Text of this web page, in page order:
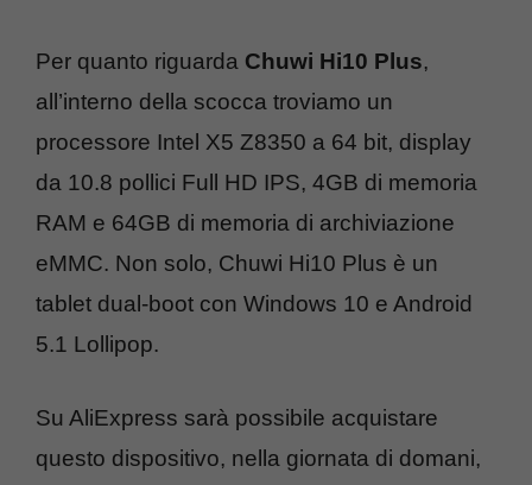
Per quanto riguarda Chuwi Hi10 Plus,
all’interno della scocca troviamo un
processore Intel X5 Z8350 a 64 bit, display
da 10.8 pollici Full HD IPS, 4GB di memoria
RAM e 64GB di memoria di archiviazione
eMMC. Non solo, Chuwi Hi10 Plus è un
tablet dual-boot con Windows 10 e Android
5.1 Lollipop.
Su AliExpress sarà possibile acquistare
questo dispositivo, nella giornata di domani,